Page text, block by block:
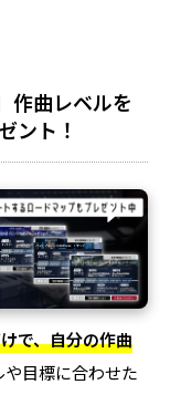
作曲レベルを
ント！
で、自分の作曲
目標に合わせた